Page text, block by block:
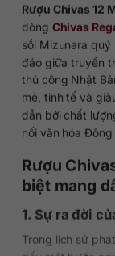
Rượu Chivas 12
dòng Chivas
sồi Mizunara
đáo giữa truyền
thủ công Nhật
mẻ, tinh tế và
dẫn bởi chất
nối văn hóa
Rượu
biệt mang
1. Sự ra đời
Trong lịch sử